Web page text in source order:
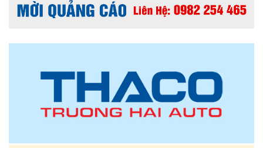
cơ khí, chế tạo và công nghiệp hỗ trợ trong bối cảnh sản xuất thông
minh đang phát triển mạnh mẽ.